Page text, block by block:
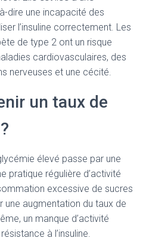
dire une incapacité des
l’insuline correctement. Les
de type 2 ont un risque
cardiovasculaires, des
nerveuses et une cécité.
un taux de
élevé passe par une
pratique régulière d’activité
excessive de sucres
une augmentation du taux de
un manque d’activité
à l’insuline.